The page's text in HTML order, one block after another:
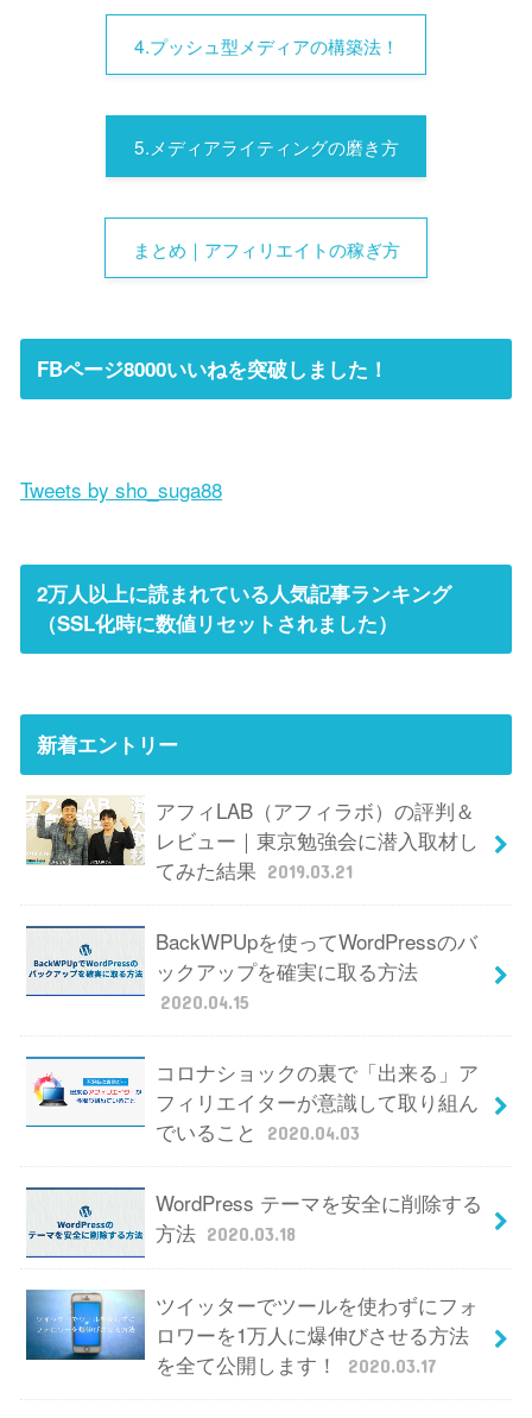
4.プッシュ型メディアの構築法！
5.メディアライティングの磨き方
まとめ｜アフィリエイトの稼ぎ方
FBページ8000いいねを突破しました！
Tweets by sho_suga88
2万人以上に読まれている人気記事ランキング
（SSL化時に数値リセットされました）
新着エントリー
アフィLAB（アフィラボ）の評判＆
レビュー｜東京勉強会に潜入取材し
てみた結果
2019.03.21
BackWPUpを使ってWordPressのバ
ックアップを確実に取る方法
2020.04.15
コロナショックの裏で「出来る」ア
フィリエイターが意識して取り組ん
でいること
2020.04.03
WordPress テーマを安全に削除する
方法 2020.03.18
ツイッターでツールを使わずにフォ
ロワーを1万人に爆伸びさせる方法
を全て公開します！
2020.03.17